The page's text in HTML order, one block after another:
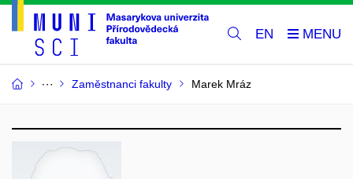
EN
Zaměstnanci fakulty Marek Mráz